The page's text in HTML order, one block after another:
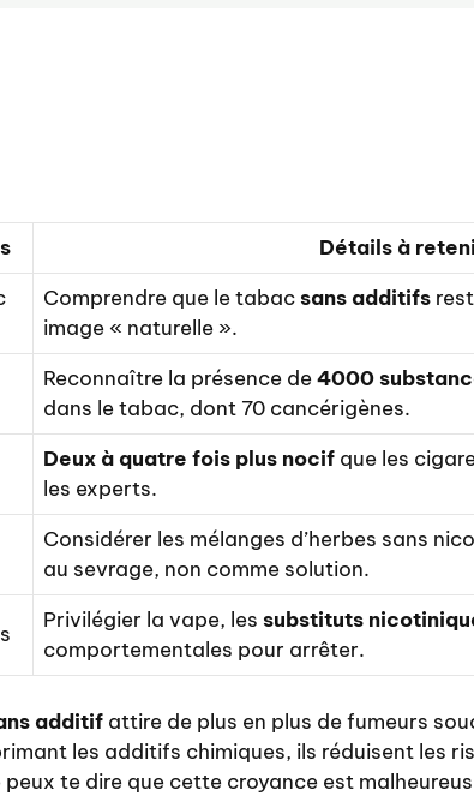
Détails à
Comprendre que le tabac sans additifs
image « naturelle ».
Reconnaître la présence de4000
dans le tabac, dont 70 cancérigènes.
Deux à quatre fois plus nocif que les
les experts.
Considérer les mélanges d’herbes sans
au sevrage, non comme solution.
Privilégier la vape, les substituts
comportementales pour arrêter.
additif attire de plus en plus de fumeurs
les additifs chimiques, ils réduisent les
te dire que cette croyance est